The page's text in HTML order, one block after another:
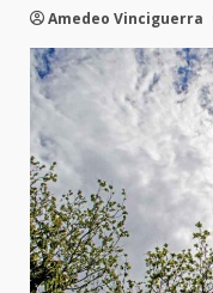
Amedeo Vinciguerra